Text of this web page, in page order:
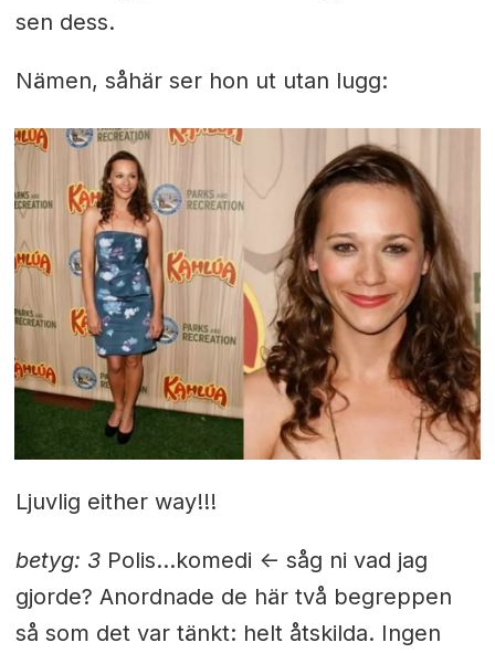
sen dess.
Nämen, såhär ser hon ut utan lugg:
Ljuvlig either way!!!
betyg: 3Polis...komedi <- såg ni vad jag
gjorde? Anordnade de här två begreppen
så som det var tänkt: helt åtskilda. Ingen